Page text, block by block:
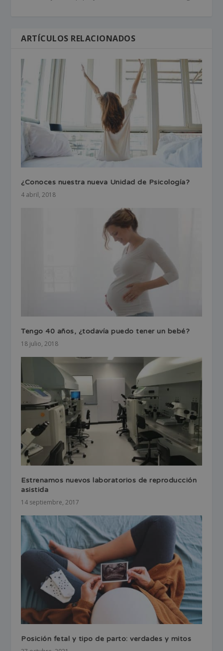
ARTÍCULOS RELACIONADOS
¿Conoces nuestra nueva Unidad de Psicología?
4 abril, 2018
Tengo 40 años, ¿todavía puedo tener un bebé?
18 julio, 2018
Estrenamos nuevos laboratorios de reproducción
asistida
14 septiembre, 2017
Posición fetal y tipo de parto: verdades y mitos